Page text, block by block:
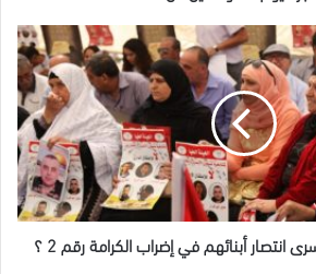
أبنائهم في إضراب الكرامة رقم 2 ؟